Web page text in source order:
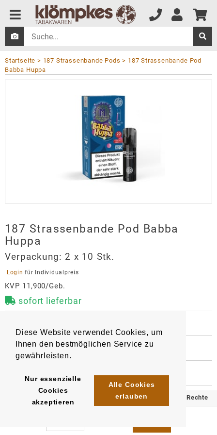
Diese Website verwendet Cookies, um
Ihnen den bestmöglichen Service zu
gewährleisten.
Nur essenzielle
Cookies
akzeptieren
Alle Cookies
erlauben
Startseite 187 Strassenbande Pods
187 Strassenbande Pod
Babba Huppa
187 Strassenbande Pod Babba
Huppa
Verpackung: 2 x 10 Stk.
Login für Individualpreis
KVP 11,900/Geb.
sofort lieferbar
1 Pod mit 2 ml Liquid gefüllt. Nikotingehalt 20 mg/ml,
mit Mesh Coil Technologie für intensiveren
Geschmack und mehr Puffs.
Kompatibel mit Elfa-Basisgerät
Geschmack: saftiger Kaugummi mit süßem Himbeer-
und kühlem saftigem Blaubeer-Geschmack
WEITERE INFORMATIONEN
Artikel : 9119 4262510824613
4262510824095
187 Strassenbande Pod Babba
Huppa
Alhamra e.K.
© 2025 Klömpkes Heinrich Inh. Marion Winkels e.K. Alle Rechte
Impressum
Datenschutz